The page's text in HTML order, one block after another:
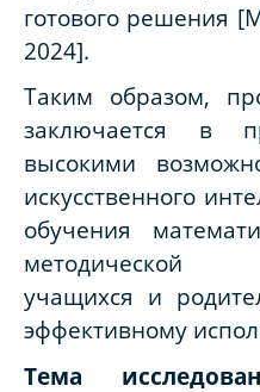
готового решения
2024].
Таким образом,
заключается в
высокими
искусственного
обучения
методической
учащихся и
эффективному
Тема